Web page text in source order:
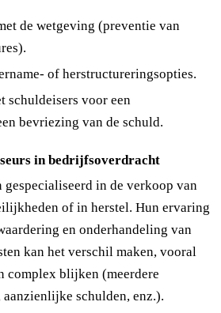
de wetgeving (preventie van
of herstructureringsopties.
schuldeisers voor een
bevriezing van de schuld.
in bedrijfsoverdracht
in de verkoop van
of in herstel. Hun ervaring
en onderhandeling van
kan het verschil maken, vooral
complex blijken (meerdere
schulden, enz.).